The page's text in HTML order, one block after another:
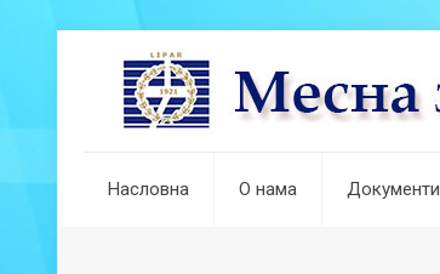
Насловна О нама Документи